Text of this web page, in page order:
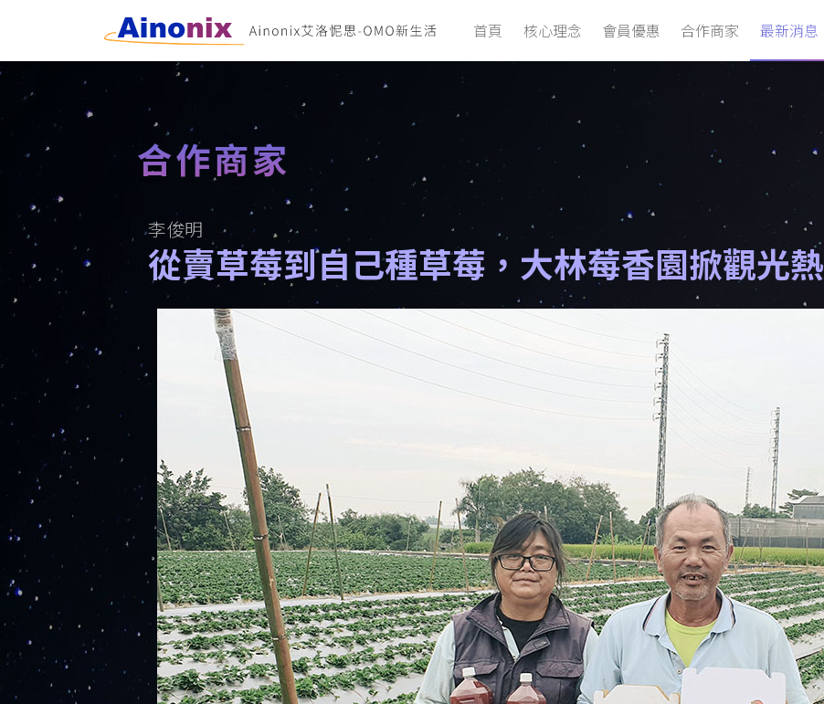
首頁 核心理念 會員優惠 合作商家 最新消息
合作商家
李俊明
從賣草莓到自己種草莓，大林莓香園掀觀光熱